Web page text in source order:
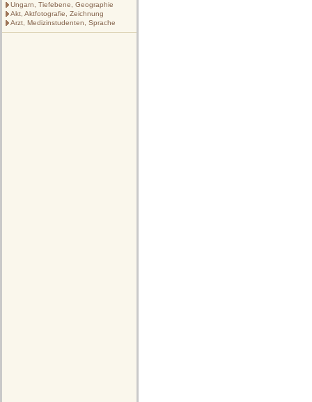
Ungarn, Tiefebene, Geographie
Akt, Aktfotografie, Zeichnung
Arzt, Medizinstudenten, Sprache